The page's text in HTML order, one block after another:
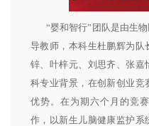
“婴和智行”团队是由生物
导教师，本科生杜鹏辉为队
锌、叶梓元、刘思齐、张嘉
科专业背景，在创新创业竞
优势。在为期六个月的竞
作，以新生儿脑健康监护系